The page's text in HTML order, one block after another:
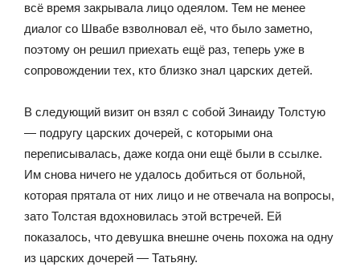
всё время закрывала лицо одеялом. Тем не менее
диалог со Швабе взволновал её, что было заметно,
поэтому он решил приехать ещё раз, теперь уже в
сопровождении тех, кто близко знал царских детей.
В следующий визит он взял с собой Зинаиду Толстую
— подругу царских дочерей, с которыми она
переписывалась, даже когда они ещё были в ссылке.
Им снова ничего не удалось добиться от больной,
которая прятала от них лицо и не отвечала на вопросы,
зато Толстая вдохновилась этой встречей. Ей
показалось, что девушка внешне очень похожа на одну
из царских дочерей — Татьяну.